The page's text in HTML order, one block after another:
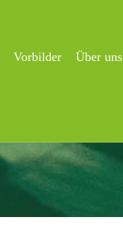
Vorbilder Über uns